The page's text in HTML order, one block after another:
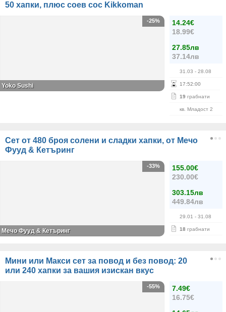
50 хапки, плюс соев сос Kikkoman
14.24€
18.99€
27.85лв
37.14лв
31.03 - 28.08
17:52:00
19 грабнати
кв. Младост 2
-25%
Yoko Sushi
Сет от 480 броя солени и сладки хапки, от Мечо
Фууд & Кетъринг
155.00€
230.00€
303.15лв
449.84лв
29.01 - 31.08
18 грабнати
-33%
Мечо Фууд & Кетъринг
Мини или Макси сет за повод и без повод: 20
или 240 хапки за вашия изискан вкус
7.49€
16.75€
-55%